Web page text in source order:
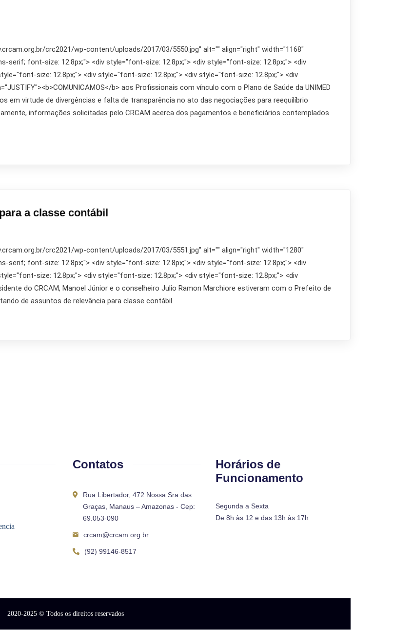
crc2021/wp-content/uploads/2017/03/5550.jpg" alt="" align="right" width="1168"
serif; font-size: 12.8px;"> <div style="font-size: 12.8px;"> <div style="font-size: 12.8px;"> <div
size: 12.8px;"> <div style="font-size: 12.8px;"> <div style="font-size: 12.8px;"> <div
b> aos Profissionais com vínculo com o Plano de Saúde da UNIMED
em virtude de divergências e falta de transparência no ato das negociações para reequilíbrio
informações solicitadas pelo CRCAM acerca dos pagamentos e beneficiários contemplados
a classe contábil
crc2021/wp-content/uploads/2017/03/5551.jpg" alt="" align="right" width="1280"
serif; font-size: 12.8px;"> <div style="font-size: 12.8px;"> <div style="font-size: 12.8px;"> <div
size: 12.8px;"> <div style="font-size: 12.8px;"> <div style="font-size: 12.8px;"> <div
do CRCAM, Manoel Júnior e o conselheiro Julio Ramon Marchiore estiveram com o Prefeito de
de assuntos de relevância para classe contábil.
Contatos
Rua Libertador, 472 Nossa Sra das
Graças, Manaus – Amazonas - Cep:
69.053-090
crcam@crcam.org.br
(92) 99146-8517
Horários de
Funcionamento
Segunda a Sexta
De 8h às 12 e das 13h às 17h
2020-2025© Todos os direitos reservados